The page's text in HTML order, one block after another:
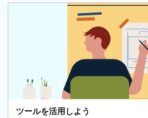
ツールを活用しよう